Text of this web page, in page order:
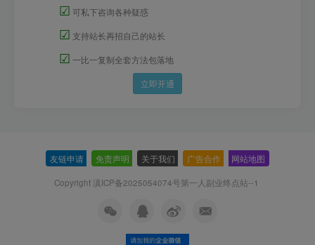
☑ 可私下咨询各种疑惑
☑ 支持站长再招自己的站长
☑ 一比一复制全套方法包落地
立即开通
友链申请 免责声明 关于我们 广告合作 网站地图
Copyright 滇ICP备2025054074号第一人副业终点站--1